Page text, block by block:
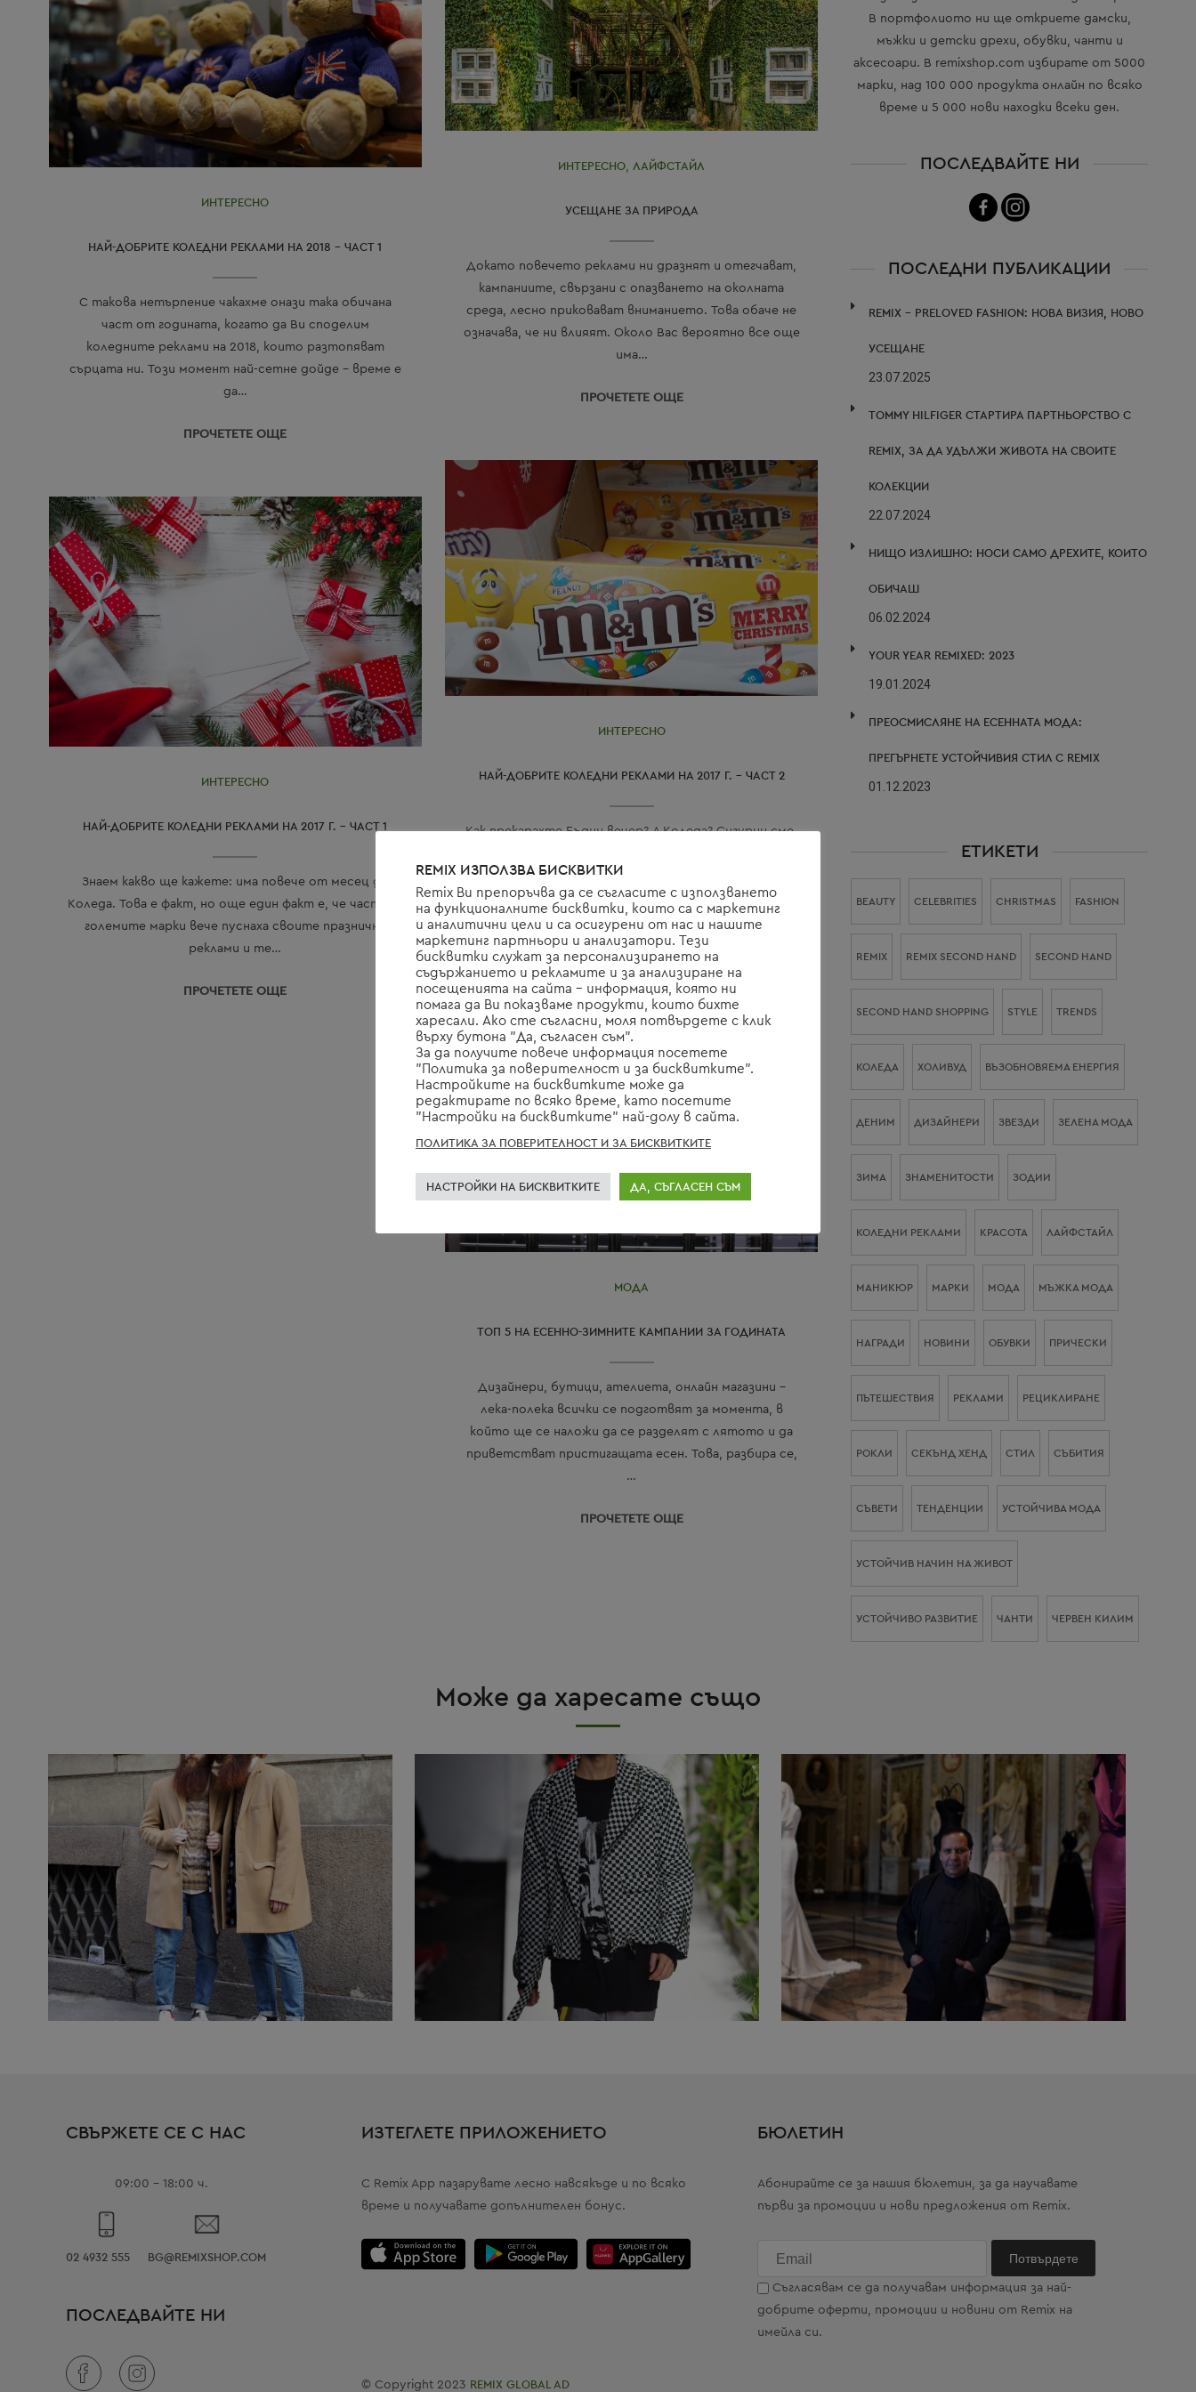
ИНТЕРЕСНО
НАЙ-ДОБРИТЕ КОЛЕДНИ РЕКЛАМИ НА 2018 – ЧАСТ 1
С такова нетърпение чакахме онази така обичана
част от годината, когато да Ви споделим
коледните реклами на 2018, които разтопяват
сърцата ни. Този момент най-сетне дойде - време е
да…
ПРОЧЕТЕТЕ ОЩЕ
ИНТЕРЕСНО,ЛАЙФСТАЙЛ
УСЕЩАНЕ ЗА ПРИРОДА
Докато повечето реклами ни дразнят и отегчават,
кампаниите, свързани с опазването на околната
среда, лесно приковават вниманието. Това обаче не
означава, че ни влияят. Около Вас вероятно все още
има…
ПРОЧЕТЕТЕ ОЩЕ
ИНТЕРЕСНО
НАЙ-ДОБРИТЕ КОЛЕДНИ РЕКЛАМИ НА 2017 Г. – ЧАСТ 2
Как прекарахте Бъдни вечер? А Коледа? Сигурни сме,
приключат, ето защо предлагаме да удължите
малко миговете на весело настроение с поглед…
ПРОЧЕТЕТЕ ОЩЕ
ИНТЕРЕСНО
НАЙ-ДОБРИТЕ КОЛЕДНИ РЕКЛАМИ НА 2017 Г. – ЧАСТ 1
Знаем какво ще кажете: има повече от месец до
Коледа. Това е факт, но още един факт е, че част от
големите марки вече пуснаха своите празнични
реклами и те…
ПРОЧЕТЕТЕ ОЩЕ
МОДА
ТОП 5 НА ЕСЕННО-ЗИМНИТЕ КАМПАНИИ ЗА ГОДИНАТА
Дизайнери, бутици, ателиета, онлайн магазини –
лека-полека всички се подготвят за момента, в
който ще се наложи да се разделят с лятото и да
приветстват пристигащата есен. Това, разбира се,
…
ПРОЧЕТЕТЕ ОЩЕ
В портфолиото ни ще откриете дамски,
мъжки и детски дрехи, обувки, чанти и
аксесоари. В remixshop.com избирате от 5000
марки, над 100 000 продукта онлайн по всяко
време и 5 000 нови находки всеки ден.
ПОСЛЕДВАЙТЕ НИ
ПОСЛЕДНИ ПУБЛИКАЦИИ
REMIX – PRELOVED FASHION: НОВА ВИЗИЯ, НОВО
УСЕЩАНЕ
23.07.2025
TOMMY HILFIGER СТАРТИРА ПАРТНЬОРСТВО С
REMIX, ЗА ДА УДЪЛЖИ ЖИВОТА НА СВОИТЕ
КОЛЕКЦИИ
22.07.2024
НИЩО ИЗЛИШНО: НОСИ САМО ДРЕХИТЕ, КОИТО
ОБИЧАШ
06.02.2024
YOUR YEAR REMIXED: 2023
19.01.2024
ПРЕОСМИСЛЯНЕ НА ЕСЕННАТА МОДА:
ПРЕГЪРНЕТЕ УСТОЙЧИВИЯ СТИЛ С REMIX
01.12.2023
ЕТИКЕТИ
BEAUTY CELEBRITIES CHRISTMAS FASHION
REMIX REMIX SECOND HAND SECOND HAND
SECOND HAND SHOPPING STYLE TRENDS
КОЛЕДА ХОЛИВУД ВЪЗОБНОВЯЕМА ЕНЕРГИЯ
ДЕНИМ ДИЗАЙНЕРИ ЗВЕЗДИ ЗЕЛЕНА МОДА
ЗИМА ЗНАМЕНИТОСТИ ЗОДИИ
КОЛЕДНИ РЕКЛАМИ КРАСОТА ЛАЙФСТАЙЛ
МАНИКЮР МАРКИ МОДА МЪЖКА МОДА
НАГРАДИ НОВИНИ ОБУВКИ ПРИЧЕСКИ
ПЪТЕШЕСТВИЯ РЕКЛАМИ РЕЦИКЛИРАНЕ
РОКЛИ СЕКЪНД ХЕНД СТИЛ СЪБИТИЯ
СЪВЕТИ ТЕНДЕНЦИИ УСТОЙЧИВА МОДА
УСТОЙЧИВ НАЧИН НА ЖИВОТ
УСТОЙЧИВО РАЗВИТИЕ ЧАНТИ ЧЕРВЕН КИЛИМ
Може да харесате също
СВЪРЖЕТЕ СЕ С НАС
09:00 - 18:00 ч.
02 4932 555 BG@REMIXSHOP.COM
ПОСЛЕДВАЙТЕ НИ
ИЗТЕГЛЕТЕ ПРИЛОЖЕНИЕТО
С Remix App пазарувате лесно навсякъде и по всяко
време и получавате допълнителен бонус.
© Copyright 2023 REMIX GLOBAL AD
БЮЛЕТИН
Абонирайте се за нашия бюлетин, за да научавате
първи за промоции и нови предложения от Remix.
Съгласявам се да получавам информация за най-
добрите оферти, промоции и новини от Remix на
имейла си.
REMIX ИЗПОЛЗВА БИСКВИТКИ
Remix Ви препоръчва да се съгласите с използването
на функционалните бисквитки, които са с маркетинг
и аналитични цели и са осигурени от нас и нашите
маркетинг партньори и анализатори. Тези
бисквитки служат за персонализирането на
съдържанието и рекламите и за анализиране на
посещенията на сайта - информация, която ни
помага да Ви показваме продукти, които бихте
харесали. Ако сте съгласни, моля потвърдете с клик
върху бутона "Да, съгласен съм".
За да получите повече информация посетете
"Политика за поверителност и за бисквитките".
Настройките на бисквитките може да
редактирате по всяко време, като посетите
"Настройки на бисквитките" най-долу в сайта.
ПОЛИТИКА ЗА ПОВЕРИТЕЛНОСТ И ЗА БИСКВИТКИТЕ
НАСТРОЙКИ НА БИСКВИТКИТЕ ДА, СЪГЛАСЕН СЪМ